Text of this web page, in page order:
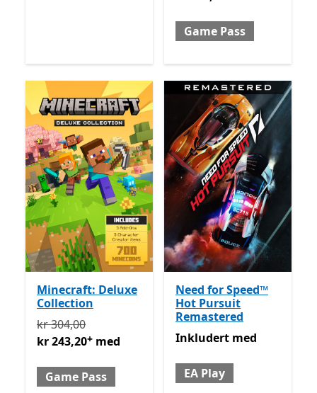
Game Pass
Minecraft: Deluxe
Collection
Opprinnelig kr 304,00 nå kr 243,20 med Game Pass
kr 304,00
kr 243,20+ med
Game Pass
Need for Speed™
Hot Pursuit
Remastered
Inkludert med EA Play
Inkludert med
EA Play